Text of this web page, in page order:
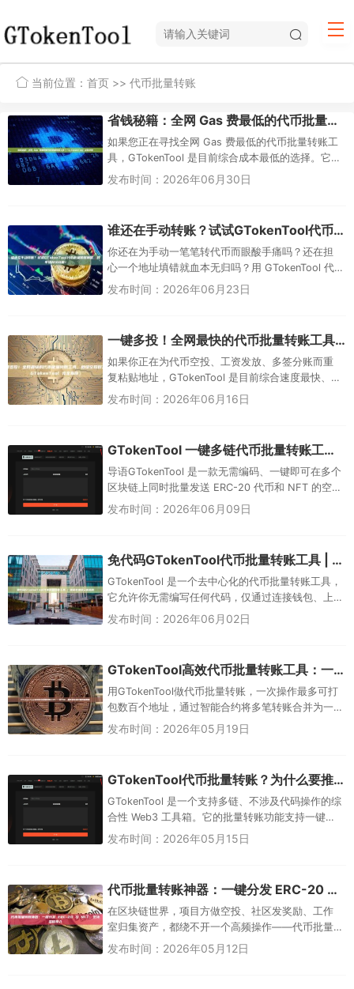
当前位置： 首页 >> 代币批量转账
省钱秘籍：全网 Gas 费最低的代币批量转账工具——GTokenTool 完整评测
如果您正在寻找全网 Gas 费最低的代币批量转账工
具，GTokenTool 是目前综合成本最低的选择。它利
用智能合约批量处理技术，将原本需要数十甚至数
发布时间：2026年06月30日
谁还在手动转账？试试GTokenTool代币批量转账神器，效率提升100倍！
你还在为手动一笔笔转代币而眼酸手痛吗？还在担
心一个地址填错就血本无归吗？用 GTokenTool 代
币批量转账神器，一次性处理成千上万笔转账，效
发布时间：2026年06月23日
一键多投！全网最快的代币批量转账工具，秒级空投群发（GTokenTool 完全指南）
如果你正在为代币空投、工资发放、多签分账而重
复粘贴地址，GTokenTool 是目前综合速度最快、上
手最简单的批量转账工具。它支持 20+ 公链，一次
发布时间：2026年06月16日
GTokenTool 一键多链代币批量转账工具：支持 ERC-20 & NFT 空投（新手完全指南）
导语GTokenTool 是一款无需编码、一键即可在多个
区块链上同时批量发送 ERC-20 代币和 NFT 的空投
工具，能将原本需要数小时的手动操作压缩到 5 ...
发布时间：2026年06月09日
免代码GTokenTool代币批量转账工具 | 极简多地址空投指南
GTokenTool 是一个去中心化的代币批量转账工具，
它允许你无需编写任何代码，仅通过连接钱包、上
传地址列表、一键确认，就能在几分钟内将代币发
发布时间：2026年06月02日
GTokenTool高效代币批量转账工具：一次打包，直降多地址转账网络费用
用GTokenTool做代币批量转账，一次操作最多可打
包数百个地址，通过智能合约将多笔转账合并为一
笔链上交易，Gas费比逐笔转账节省60%–90%。 以
发布时间：2026年05月19日
GTokenTool代币批量转账？为什么要推荐它？
GTokenTool 是一个支持多链、不涉及代码操作的综
合性 Web3 工具箱。它的批量转账功能支持一键分
发 ERC-20 和 NFT 代币，特别适合用来高效完...
发布时间：2026年05月15日
代币批量转账神器：一键分发 ERC-20 与 NFT，支持多链导入
在区块链世界，项目方做空投、社区发奖励、工作
室归集资产，都绕不开一个高频操作——代币批量
转账。如果你只有三五个地址，手动发还行；但当
发布时间：2026年05月12日